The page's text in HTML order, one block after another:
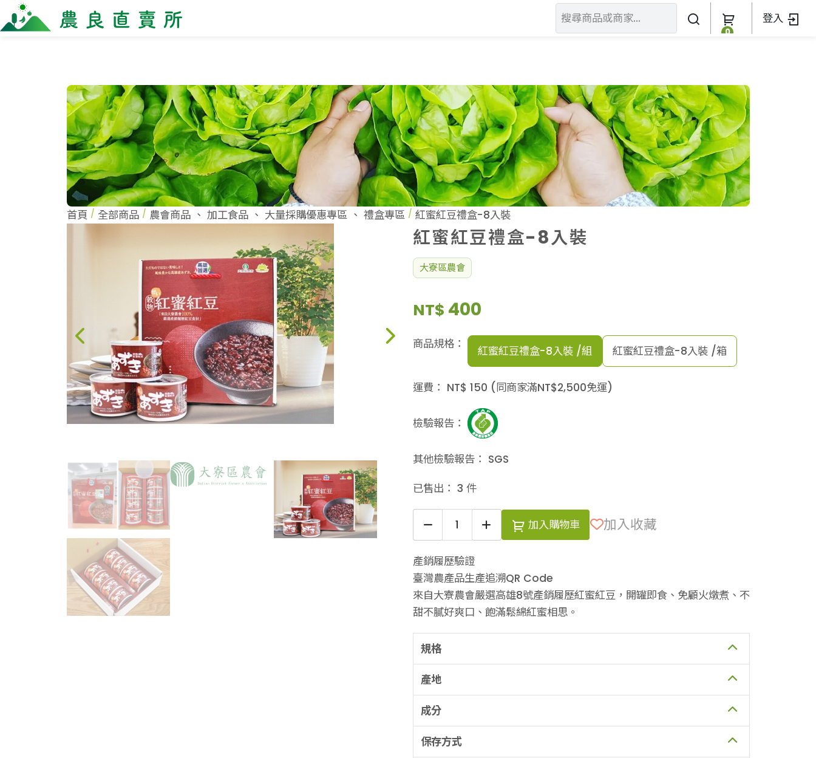
0
登入
當季優質水果專區
鳳梨專區
柚子專區
禮盒專區
新鮮蔬菜
米、雜糧
麵食、米粉
油、醬油
調味、醬料
花果茶飲
加工飲品
花卉
加工生活用品
原民特區
農會商品
專區
優質水果
農企業
小農
農會
美味食譜
加入我們
首頁 全部商品 農會商品、 加工食品、 大量採購優惠專區、 禮盒專區 紅蜜紅豆禮盒-8入裝
紅蜜紅豆禮盒-8入裝
大寮區農會
NT$ 400
商品規格： 紅蜜紅豆禮盒-8入裝 /組 紅蜜紅豆禮盒-8入裝 /箱
運費： NT$ 150 (同商家滿NT$2,500免運)
檢驗報告：
其他檢驗報告： SGS
已售出： 3 件
加入購物車 加入收藏
產銷履歷驗證
臺灣農產品生產追溯QR Code
來自大寮農會嚴選高雄8號產銷履歷紅蜜紅豆，開罐即食、免顧火燉煮、不
甜不膩好爽口、飽滿鬆綿紅蜜相思。
規格
產地
成分
保存方式